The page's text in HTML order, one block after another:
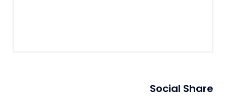
Social Share